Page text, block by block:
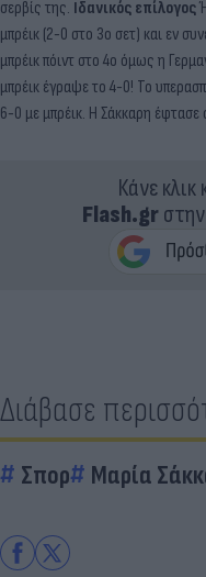
σερβίς της. Ιδανικός επίλογος
μπρέικ (2-0 στο 3ο σετ) και εν
μπρέικ πόιντ στο 4ο όμως η
μπρέικ έγραψε το 4-0! Το
6-0 με μπρέικ. Η Σάκκαρη έφτασε
Κάνε κλικ
Flash.gr
Διάβασε
Σπορ Μαρία